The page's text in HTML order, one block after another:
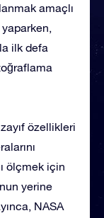
amaçlı
ilk defa
özellikleri
ölçmek için
yerine
NASA